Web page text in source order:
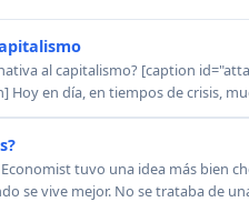
al capitalismo? [caption
Hoy en día, en tiempos de crisis,
tuvo una idea más bien
se vive mejor. No se trataba de